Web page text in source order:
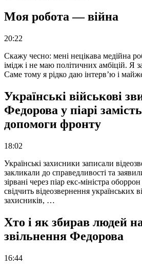
Моя робота — війна
20:22
Скажу чесно: мені нецікава медійна
імідж і не маю політичних амбіцій. Я
Саме тому я рідко даю інтерв’ю і
Українські військові
Федорова у піарі
допомоги фронту
18:02
Українські захисники записали
закликали до справедливості та
зірвані через піар екс-міністра
свідчить відеозвернення українських
захисників, …
Хто і як збирав людей
звільнення Федорова
16:44